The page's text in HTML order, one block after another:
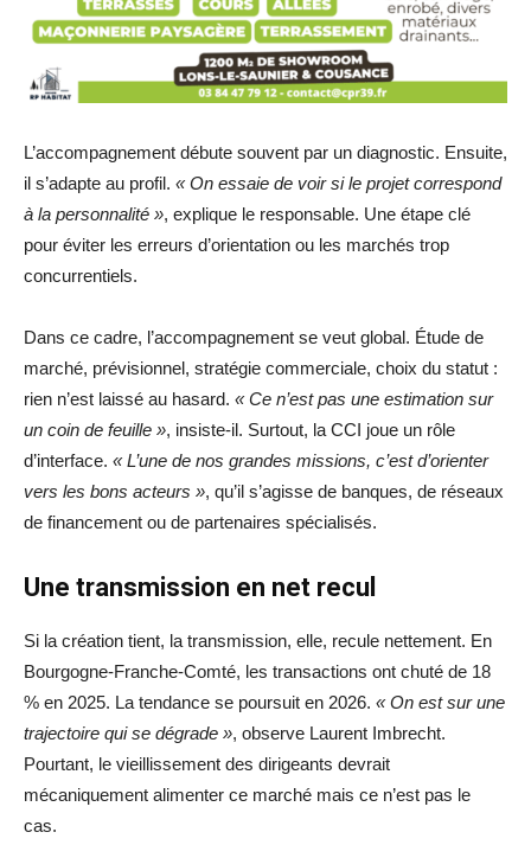
L’accompagnement débute souvent par un diagnostic. Ensuite,
il s’adapte au profil. « On essaie de voir si le projet correspond
à la personnalité », explique le responsable. Une étape clé
pour éviter les erreurs d’orientation ou les marchés trop
concurrentiels.
Dans ce cadre, l’accompagnement se veut global. Étude de
marché, prévisionnel, stratégie commerciale, choix du statut :
rien n’est laissé au hasard. « Ce n’est pas une estimation sur
un coin de feuille », insiste-il. Surtout, la CCI joue un rôle
d’interface. « L’une de nos grandes missions, c’est d’orienter
vers les bons acteurs », qu’il s’agisse de banques, de réseaux
de financement ou de partenaires spécialisés.
Une transmission en net recul
Si la création tient, la transmission, elle, recule nettement. En
Bourgogne-Franche-Comté, les transactions ont chuté de 18
% en 2025. La tendance se poursuit en 2026. « On est sur une
trajectoire qui se dégrade », observe Laurent Imbrecht.
Pourtant, le vieillissement des dirigeants devrait
mécaniquement alimenter ce marché mais ce n’est pas le
cas.